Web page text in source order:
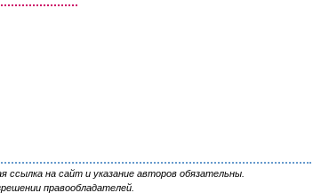
на сайт и указание авторов обязательны.
правообладателей.